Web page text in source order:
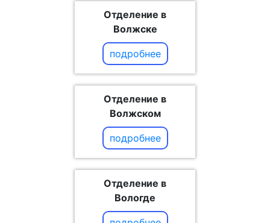
Отделение в
Волжске
подробнее
Отделение в
Волжском
подробнее
Отделение в
Вологде